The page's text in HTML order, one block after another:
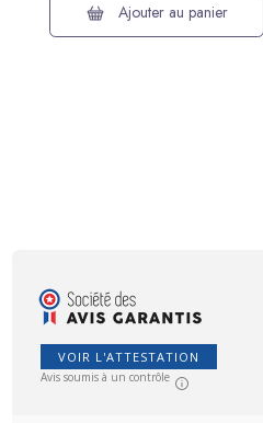
Ajouter au panier
VOIR L'ATTESTATION
Avis soumis à un contrôle